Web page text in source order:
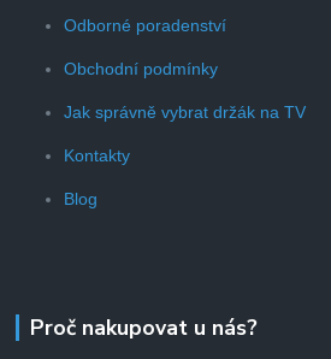
Odborné poradenství
Obchodní podmínky
Jak správně vybrat držák na TV
Kontakty
Blog
Proč nakupovat u nás?